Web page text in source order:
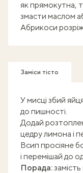
як прямокутна,
змасти маслом
Абрикоси розріж
Заміси тісто
У мисці збий
до пишності.
Додай
цедру лимона і
Всип просіяне
і перемішай до
Порада: